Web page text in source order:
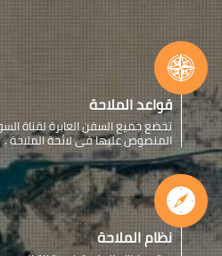
قواعد الملاحة
تخضع جميع السفن العابرة لقناة
المنصوص عليها فى لائحة الملاحة .
نظام الملاحة